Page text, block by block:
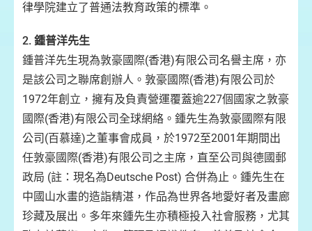
律學院建立了普通法教育政策的標準。
2. 鍾普洋先生
鍾普洋先生現為敦豪國際(香港)有限公司名譽主席，亦
是該公司之聯席創辦人。敦豪國際(香港)有限公司於
1972年創立，擁有及負責營運覆蓋逾227個國家之敦豪
國際(香港)有限公司全球網絡。鍾先生為敦豪國際有限
公司(百慕達)之董事會成員，於1972至2001年期間出
任敦豪國際(香港)有限公司之主席，直至公司與德國郵
政局 (註：現名為Deutsche Post) 合併為止。鍾先生在
中國山水畫的造詣精湛，作品為世界各地愛好者及畫廊
珍藏及展出。多年來鍾先生亦積極投入社會服務，尤其